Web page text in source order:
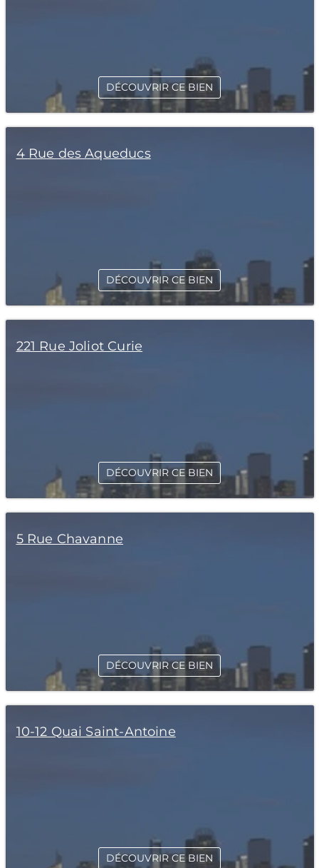
DÉCOUVRIR CE BIEN
4 Rue des Aqueducs
DÉCOUVRIR CE BIEN
221 Rue Joliot Curie
DÉCOUVRIR CE BIEN
5 Rue Chavanne
DÉCOUVRIR CE BIEN
10-12 Quai Saint-Antoine
DÉCOUVRIR CE BIEN